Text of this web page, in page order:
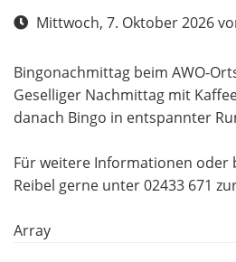
Mittwoch, 7. Oktober 2026
Bingonachmittag beim AWO-
Geselliger Nachmittag mit
danach Bingo in entspannter
Für weitere Informationen oder
Reibel gerne unter 02433 671
Array